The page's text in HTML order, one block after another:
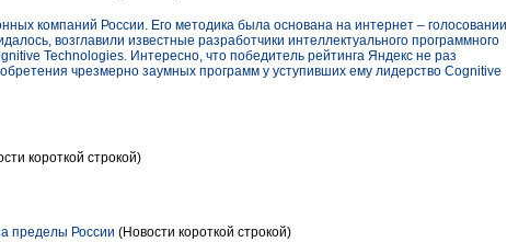
компаний России. Его методика была основана на интернет – голосовании
возглавили известные разработчики интеллектуального программного
Technologies. Интересно, что победитель рейтинга Яндекс не раз
чрезмерно заумных программ у уступивших ему лидерство Cognitive
короткой строкой)
пределы России (Новости короткой строкой)